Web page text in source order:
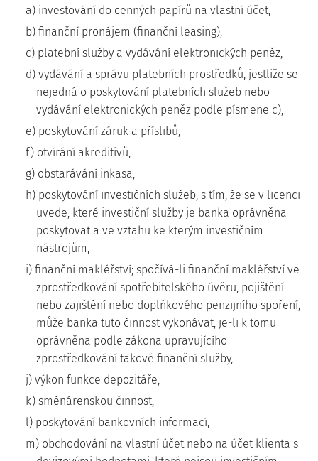
a) investování do cenných papírů na vlastní účet,
b) finanční pronájem (finanční leasing),
c) platební služby a vydávání elektronických peněz,
d) vydávání a správu platebních prostředků, jestliže se
nejedná o poskytování platebních služeb nebo
vydávání elektronických peněz podle písmene c),
e) poskytování záruk a příslibů,
f) otvírání akreditivů,
g) obstarávání inkasa,
h) poskytování investičních služeb, s tím, že se v licenci
uvede, které investiční služby je banka oprávněna
poskytovat a ve vztahu ke kterým investičním
nástrojům,
i) finanční makléřství; spočívá-li finanční makléřství ve
zprostředkování spotřebitelského úvěru, pojištění
nebo zajištění nebo doplňkového penzijního spoření,
může banka tuto činnost vykonávat, je-li k tomu
oprávněna podle zákona upravujícího
zprostředkování takové finanční služby,
j) výkon funkce depozitáře,
k) směnárenskou činnost,
l) poskytování bankovních informací,
m) obchodování na vlastní účet nebo na účet klienta s